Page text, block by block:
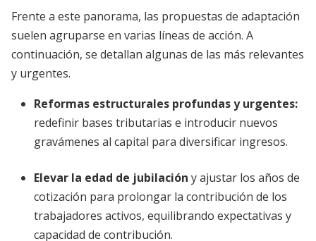
Frente a este panorama, las propuestas de adaptación
suelen agruparse en varias líneas de acción. A
continuación, se detallan algunas de las más relevantes
y urgentes.
Reformas estructurales profundas y urgentes:
redefinir bases tributarias e introducir nuevos
gravámenes al capital para diversificar ingresos.
Elevar la edad de jubilación y ajustar los años de
cotización para prolongar la contribución de los
trabajadores activos, equilibrando expectativas y
capacidad de contribución.